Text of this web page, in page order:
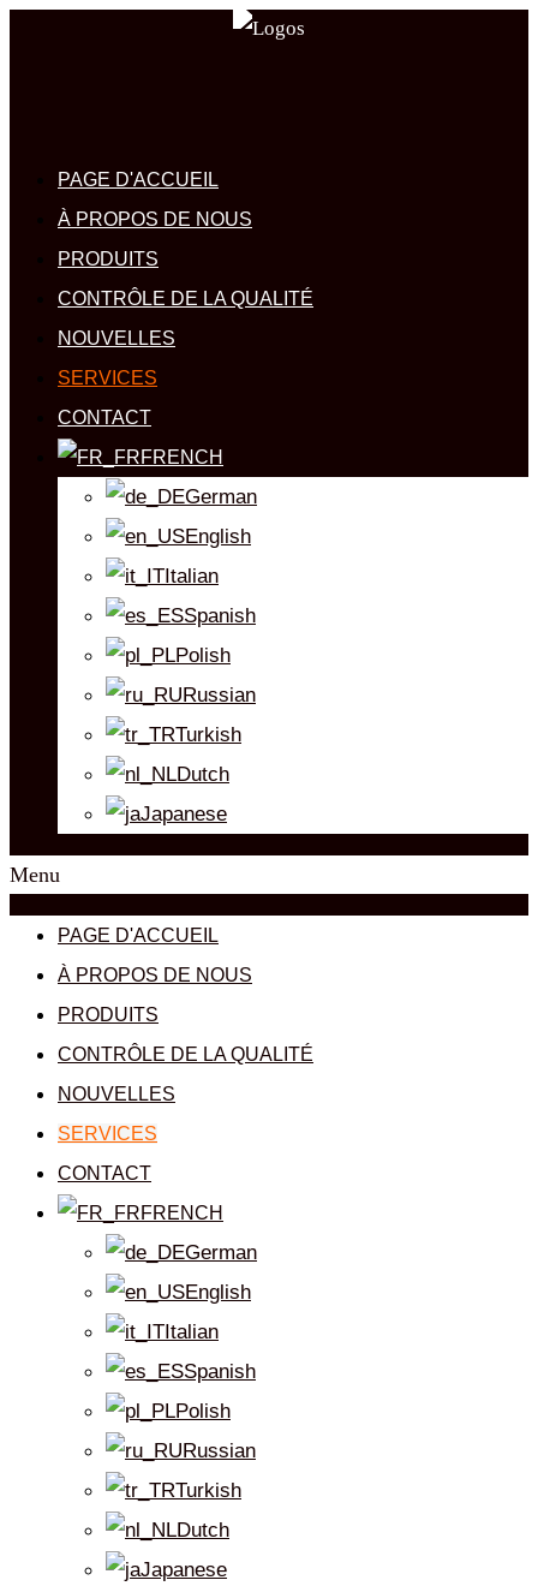
PAGE D'ACCUEIL
À PROPOS DE NOUS
PRODUITS
CONTRÔLE DE LA QUALITÉ
NOUVELLES
SERVICES
CONTACT
FRENCH
German
English
Italian
Spanish
Polish
Russian
Turkish
Dutch
Japanese
Menu
PAGE D'ACCUEIL
À PROPOS DE NOUS
PRODUITS
CONTRÔLE DE LA QUALITÉ
NOUVELLES
SERVICES
CONTACT
FRENCH
German
English
Italian
Spanish
Polish
Russian
Turkish
Dutch
Japanese